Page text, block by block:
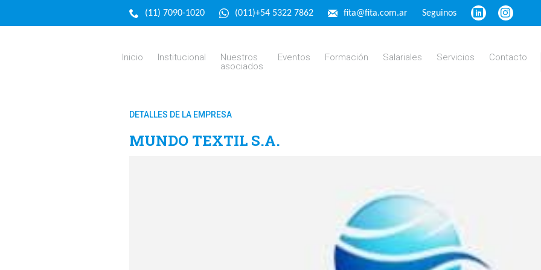
(11) 7090-1020 (011)+54 5322 7862 fita@fita.com.ar Seguinos
Inicio Institucional
Nuestros
asociados
Eventos Formación Salariales Servicios Contacto
DETALLES DE LA EMPRESA
MUNDO TEXTIL S.A.